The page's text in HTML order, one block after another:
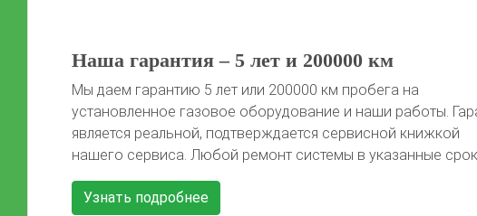
50 литров газа в подарок!
Автомобиль той марки, фото которого не представлены на
сайте, получает 50 литров газа после установки в подарок!
Автомобиль должен быть чистый, чтобы мы смогли сделать
красивые фото) Акция распространяется на […]
Узнать подробнее
Previous